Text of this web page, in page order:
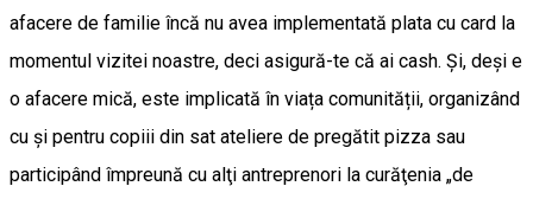
afacere de familie încă nu avea implementată plata cu card la
momentul vizitei noastre, deci asigură-te că ai cash. Și, deși e
o afacere mică, este implicată în viața comunității, organizând
cu și pentru copiii din sat ateliere de pregătit pizza sau
participând împreună cu alţi antreprenori la curăţenia „de